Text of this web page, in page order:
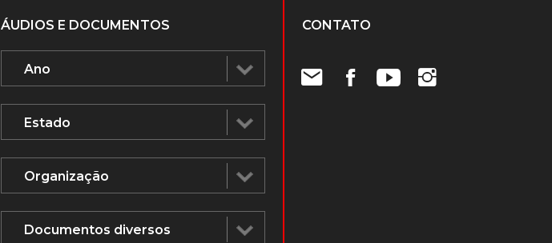
ÁUDIOS E DOCUMENTOS CONTATO